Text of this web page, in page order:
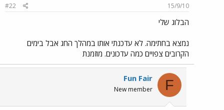
15/9/10
#22
הבלוג שלי
נמצא בחתימה. לא עדכנתי אותו במהלך החג אבל בימים
הקרובים צפויים כמה עדכונים. מוזמנת
F
Fun Fair
New member